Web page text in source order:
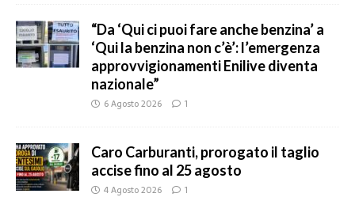
“Da ‘Qui ci puoi fare anche benzina’ a
‘Qui la benzina non c’è’: l’emergenza
approvvigionamenti Enilive diventa
nazionale”
6 Agosto 2026 1
Caro Carburanti, prorogato il taglio
accise fino al 25 agosto
4 Agosto 2026 1